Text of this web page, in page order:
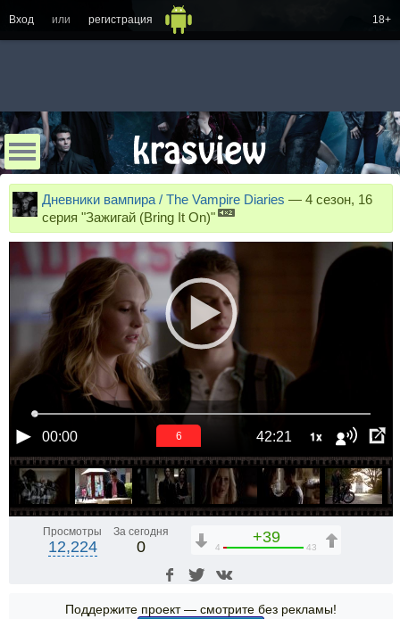
Вход или регистрация 18+
Дневники вампира / The Vampire Diaries — 4 сезон, 16
серия "Зажигай (Bring It On)"
00:00 42:21 1x
6
Просмотры
12,224
За сегодня
0
+39
4 43
Поддержите проект — смотрите без рекламы!